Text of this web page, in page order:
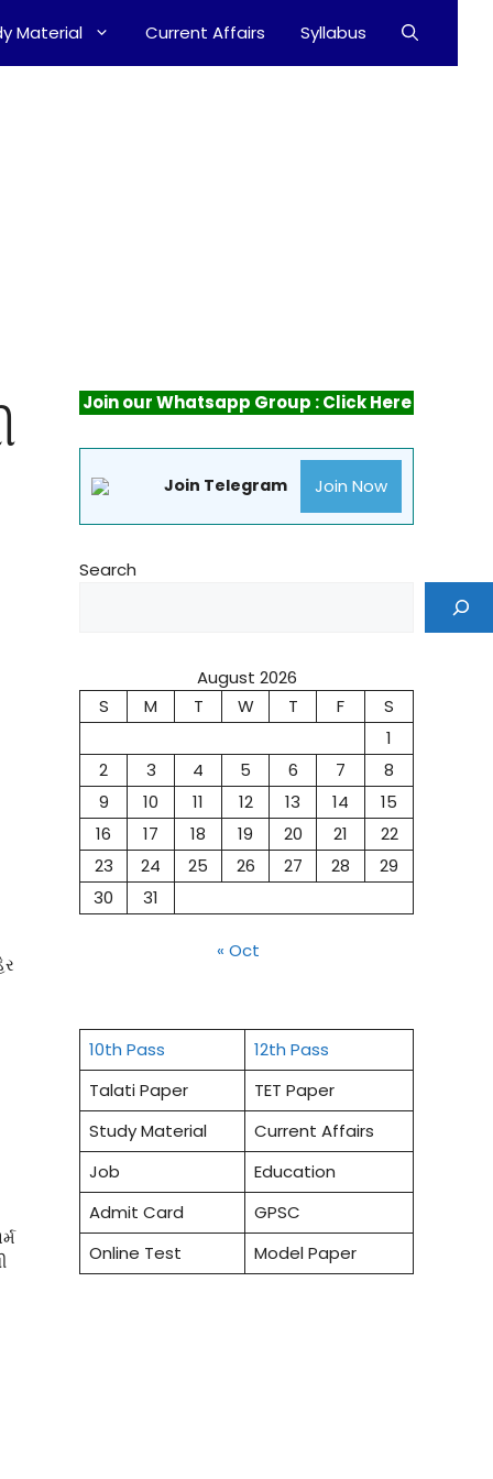
Material Current Affairs Syllabus
Join our Whatsapp Group : Click Here
Join Telegram Join Now
Search
August 2026
S
M T W T F
S
1
2
3 4 5 6 7
8
9
10 11 12 13 14
15
16
17 18 19 20 21
22
23
24 25 26 27 28
29
30
31
« Oct
10th Pass
12th Pass
Talati Paper
TET Paper
Study Material
Current Affairs
Job
Education
Admit Card
GPSC
Online Test
Model Paper